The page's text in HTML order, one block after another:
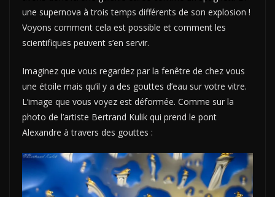
une supernova à trois temps différents de son explosion !
Voyons comment cela est possible et comment les
scientifiques peuvent s’en servir.
Imaginez que vous regardez par la fenêtre de chez vous
une étoile mais qu’il y a des gouttes d’eau sur votre vitre.
L’image que vous voyez est déformée. Comme sur la
photo de l’artiste Bertrand Kulik qui prend le pont
Alexandre à travers des gouttes :